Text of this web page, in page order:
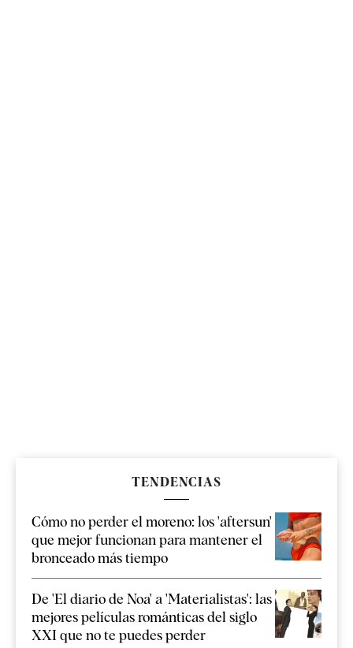
TENDENCIAS
Cómo no perder el moreno: los 'aftersun'
que mejor funcionan para mantener el
bronceado más tiempo
De 'El diario de Noa' a 'Materialistas': las
mejores películas románticas del siglo
XXI que no te puedes perder